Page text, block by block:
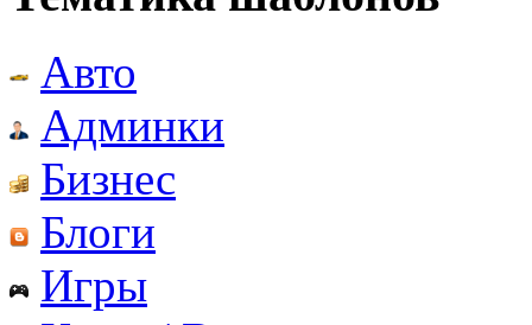
Авто
Админки
Бизнес
Блоги
Игры